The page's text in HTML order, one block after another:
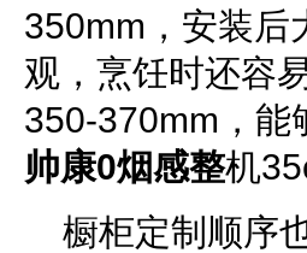
350mm，安装后
观，烹饪时还容
350-370mm，能
帅康0烟感整机
橱柜定制顺序